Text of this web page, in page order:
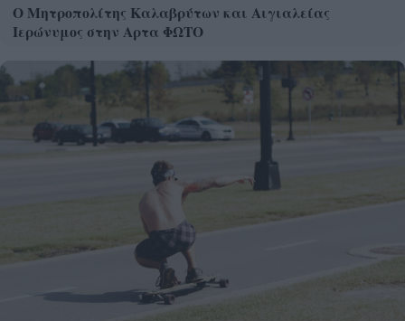
Ο Μητροπολίτης Καλαβρύτων και Αιγιαλείας
Ιερώνυμος στην Αρτα ΦΩΤΟ